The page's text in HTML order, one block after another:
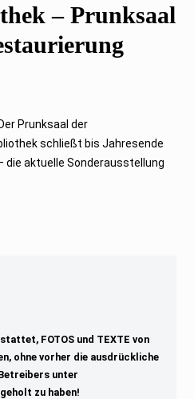
– Prunksaal
Prunksaal der
schließt bis Jahresende
aktuelle Sonderausstellung
FOTOS und TEXTE von
ohne vorher die ausdrückliche
unter
zu haben!